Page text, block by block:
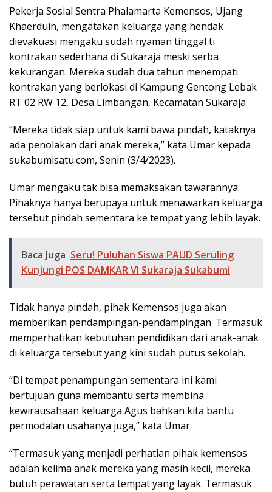
Pekerja Sosial Sentra Phalamarta Kemensos, Ujang
Khaerduin, mengatakan keluarga yang hendak
dievakuasi mengaku sudah nyaman tinggal ti
kontrakan sederhana di Sukaraja meski serba
kekurangan. Mereka sudah dua tahun menempati
kontrakan yang berlokasi di Kampung Gentong Lebak
RT 02 RW 12, Desa Limbangan, Kecamatan Sukaraja.
“Mereka tidak siap untuk kami bawa pindah, kataknya
ada penolakan dari anak mereka,” kata Umar kepada
sukabumisatu.com, Senin (3/4/2023).
Umar mengaku tak bisa memaksakan tawarannya.
Pihaknya hanya berupaya untuk menawarkan keluarga
tersebut pindah sementara ke tempat yang lebih layak.
Baca Juga Seru! Puluhan Siswa PAUD Seruling
Kunjungi POS DAMKAR VI Sukaraja Sukabumi
Tidak hanya pindah, pihak Kemensos juga akan
memberikan pendampingan-pendampingan. Termasuk
memperhatikan kebutuhan pendidikan dari anak-anak
di keluarga tersebut yang kini sudah putus sekolah.
“Di tempat penampungan sementara ini kami
bertujuan guna membantu serta membina
kewirausahaan keluarga Agus bahkan kita bantu
permodalan usahanya juga,” kata Umar.
“Termasuk yang menjadi perhatian pihak kemensos
adalah kelima anak mereka yang masih kecil, mereka
butuh perawatan serta tempat yang layak. Termasuk